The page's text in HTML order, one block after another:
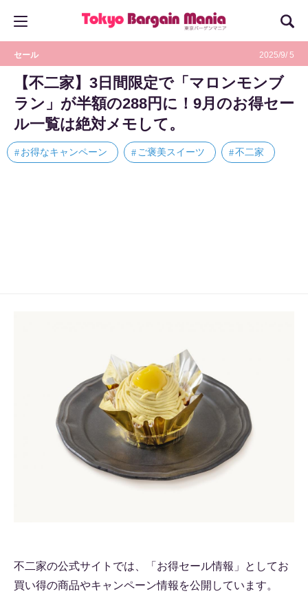
セール 2025/9/ 5
【不二家】3日間限定で「マロンモンブ
ラン」が半額の288円に！9月のお得セー
ル一覧は絶対メモして。
お得なキャンペーン ご褒美スイーツ 不二家
不二家の公式サイトでは、「お得セール情報」としてお
買い得の商品やキャンペーン情報を公開しています。